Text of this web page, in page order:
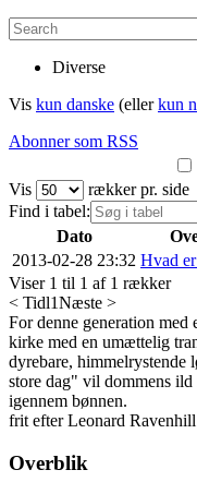
Diverse
Vis kun danske (ellerkun
Abonner som RSS
Vis
rækker pr. side
Find i tabel:
Dato
2013-02-28 23:32 Hvad
Viser 1 til 1 af 1 rækker
< Tidl1Næste >
For denne generation
kirke med en umættelig
dyrebare, himmelrystende
store dag" vil dommens
igennem bønnen.
frit efter Leonard Ravenhill
Overblik